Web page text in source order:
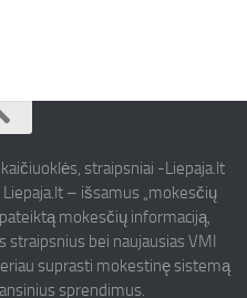
straipsniai -Liepaja.lt
– išsamus „mokesčių
mokesčių informaciją,
bei naujausias VMI
suprasti mokestinę sistemą
sprendimus.